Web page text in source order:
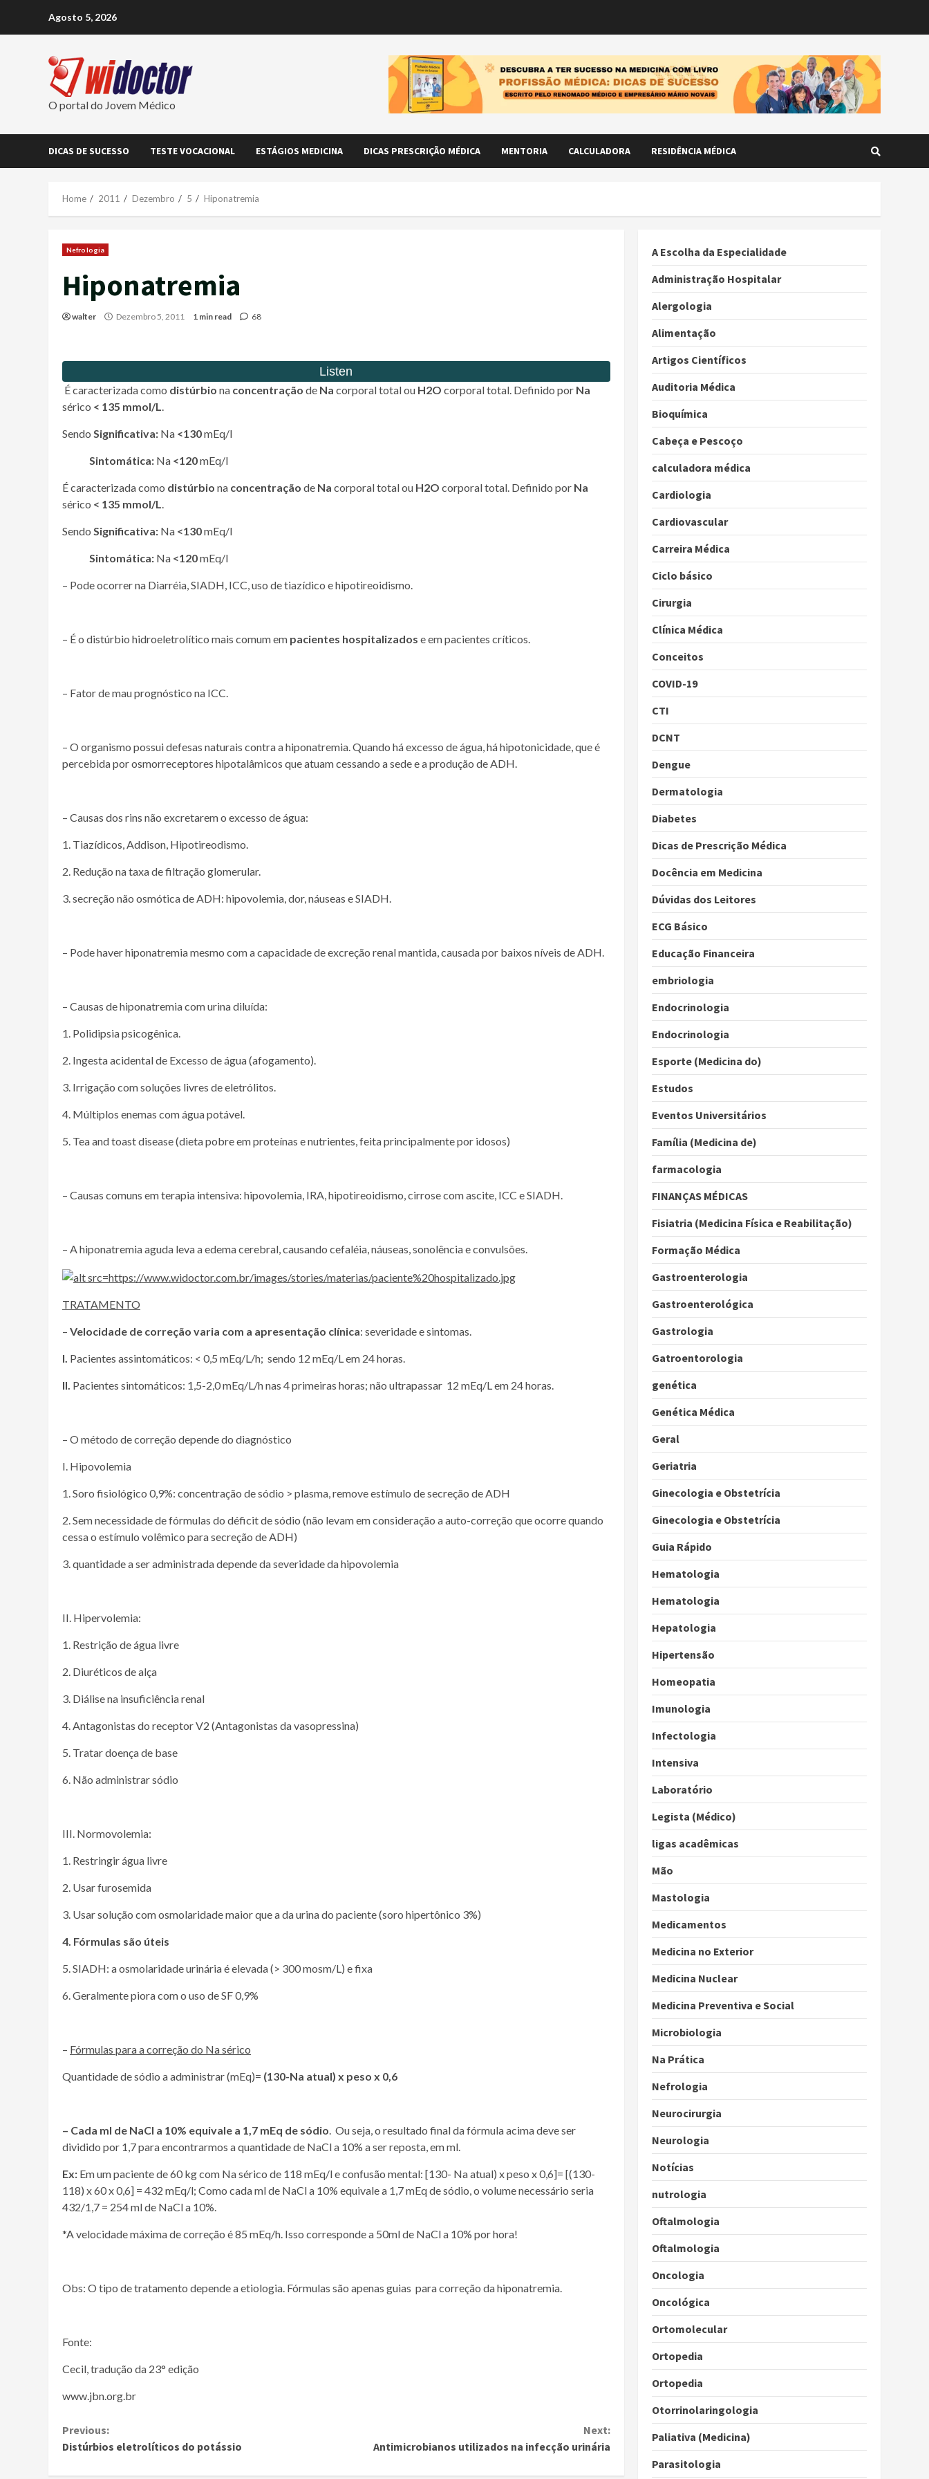
Agosto 5, 2026
O portal do Jovem Médico
DICAS DE SUCESSO TESTE VOCACIONAL ESTÁGIOS MEDICINA DICAS PRESCRIÇÃO MÉDICA MENTORIA CALCULADORA RESIDÊNCIA MÉDICA
Home 2011 Dezembro 5 Hiponatremia
Nefrologia
Hiponatremia
walter Dezembro 5, 2011 1 min read 68
É caracterizada como distúrbio na concentração de Na corporal total ou H2O corporal total. Definido por Na
sérico < 135 mmol/L.
Sendo Significativa: Na <130mEq/l
Sintomática: Na <120mEq/l
É caracterizada como distúrbio na concentração de Na corporal total ou H2O corporal total. Definido por Na
sérico < 135 mmol/L.
Sendo Significativa: Na <130mEq/l
Sintomática: Na <120mEq/l
– Pode ocorrer na Diarréia, SIADH, ICC, uso de tiazídico e hipotireoidismo.
– É o distúrbio hidroeletrolítico mais comum em pacientes hospitalizados e em pacientes críticos.
– Fator de mau prognóstico na ICC.
– O organismo possui defesas naturais contra a hiponatremia. Quando há excesso de água, há hipotonicidade, que é
percebida por osmorreceptores hipotalâmicos que atuam cessando a sede e a produção de ADH.
– Causas dos rins não excretarem o excesso de água:
1. Tiazídicos, Addison, Hipotireodismo.
2. Redução na taxa de filtração glomerular.
3. secreção não osmótica de ADH: hipovolemia, dor, náuseas e SIADH.
– Pode haver hiponatremia mesmo com a capacidade de excreção renal mantida, causada por baixos níveis de ADH.
– Causas de hiponatremia com urina diluída:
1. Polidipsia psicogênica.
2. Ingesta acidental de Excesso de água (afogamento).
3. Irrigação com soluções livres de eletrólitos.
4. Múltiplos enemas com água potável.
5. Tea and toast disease (dieta pobre em proteínas e nutrientes, feita principalmente por idosos)
– Causas comuns em terapia intensiva: hipovolemia, IRA, hipotireoidismo, cirrose com ascite, ICC e SIADH.
– A hiponatremia aguda leva a edema cerebral, causando cefaléia, náuseas, sonolência e convulsões.
TRATAMENTO
– Velocidade de correção varia com a apresentação clínica: severidade e sintomas.
I. Pacientes assintomáticos: < 0,5 mEq/L/h; sendo 12 mEq/L em 24 horas.
II. Pacientes sintomáticos: 1,5-2,0 mEq/L/h nas 4 primeiras horas; não ultrapassar 12 mEq/L em 24 horas.
– O método de correção depende do diagnóstico
I. Hipovolemia
1. Soro fisiológico 0,9%: concentração de sódio > plasma, remove estímulo de secreção de ADH
2. Sem necessidade de fórmulas do déficit de sódio (não levam em consideração a auto-correção que ocorre quando
cessa o estímulo volêmico para secreção de ADH)
3. quantidade a ser administrada depende da severidade da hipovolemia
II. Hipervolemia:
1. Restrição de água livre
2. Diuréticos de alça
3. Diálise na insuficiência renal
4. Antagonistas do receptor V2 (Antagonistas da vasopressina)
5. Tratar doença de base
6. Não administrar sódio
III. Normovolemia:
1. Restringir água livre
2. Usar furosemida
3. Usar solução com osmolaridade maior que a da urina do paciente (soro hipertônico 3%)
4. Fórmulas são úteis
5. SIADH: a osmolaridade urinária é elevada (> 300 mosm/L) e fixa
6. Geralmente piora com o uso de SF 0,9%
– Fórmulas para a correção do Na sérico
Quantidade de sódio a administrar (mEq)= (130-Na atual) x peso x 0,6
– Cada ml de NaCl a 10% equivale a 1,7 mEq de sódio. Ou seja, o resultado final da fórmula acima deve ser
dividido por 1,7 para encontrarmos a quantidade de NaCl a 10% a ser reposta, em ml.
Ex: Em um paciente de 60 kg com Na sérico de 118 mEq/l e confusão mental: [130- Na atual) x peso x 0,6]= [(130-
118) x 60 x 0,6] = 432 mEq/l; Como cada ml de NaCl a 10% equivale a 1,7 mEq de sódio, o volume necessário seria
432/1,7 = 254 ml de NaCl a 10%.
*A velocidade máxima de correção é 85 mEq/h. Isso corresponde a 50ml de NaCl a 10% por hora!
Obs: O tipo de tratamento depende a etiologia. Fórmulas são apenas guias para correção da hiponatremia.
Fonte:
Cecil, tradução da 23° edição
www.jbn.org.br
Continue
Previous:
Distúrbios eletrolíticos do potássio
Next:
Antimicrobianos utilizados na infecção urinária
A Escolha da Especialidade
Administração Hospitalar
Alergologia
Alimentação
Artigos Científicos
Auditoria Médica
Bioquímica
Cabeça e Pescoço
calculadora médica
Cardiologia
Cardiovascular
Carreira Médica
Ciclo básico
Cirurgia
Clínica Médica
Conceitos
COVID-19
CTI
DCNT
Dengue
Dermatologia
Diabetes
Dicas de Prescrição Médica
Docência em Medicina
Dúvidas dos Leitores
ECG Básico
Educação Financeira
embriologia
Endocrinologia
Endocrinologia
Esporte (Medicina do)
Estudos
Eventos Universitários
Família (Medicina de)
farmacologia
FINANÇAS MÉDICAS
Fisiatria (Medicina Física e Reabilitação)
Formação Médica
Gastroenterologia
Gastroenterológica
Gastrologia
Gatroentorologia
genética
Genética Médica
Geral
Geriatria
Ginecologia e Obstetrícia
Ginecologia e Obstetrícia
Guia Rápido
Hematologia
Hematologia
Hepatologia
Hipertensão
Homeopatia
Imunologia
Infectologia
Intensiva
Laboratório
Legista (Médico)
ligas acadêmicas
Mão
Mastologia
Medicamentos
Medicina no Exterior
Medicina Nuclear
Medicina Preventiva e Social
Microbiologia
Na Prática
Nefrologia
Neurocirurgia
Neurologia
Notícias
nutrologia
Oftalmologia
Oftalmologia
Oncologia
Oncológica
Ortomolecular
Ortopedia
Ortopedia
Otorrinolaringologia
Paliativa (Medicina)
Parasitologia